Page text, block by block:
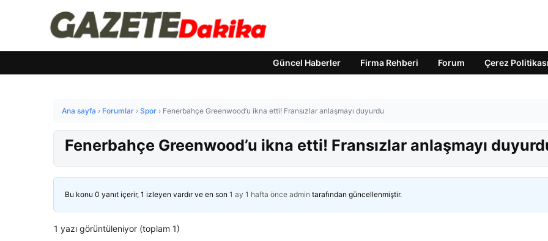
Güncel Haberler Firma Rehberi Forum Çerez Politikası
Ana sayfa › Forumlar › Spor › Fenerbahçe Greenwood’u ikna etti! Fransızlar anlaşmayı duyurdu
Fenerbahçe Greenwood’u ikna etti! Fransızlar anlaşmayı
Bu konu 0 yanıt içerir, 1 izleyen vardır ve en son 1 ay 1 hafta önce admin tarafından güncellenmiştir.
1 yazı görüntüleniyor (toplam 1)